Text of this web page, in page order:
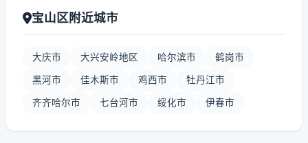
宝山区附近城市
大庆市 大兴安岭地区 哈尔滨市 鹤岗市
黑河市 佳木斯市 鸡西市 牡丹江市
齐齐哈尔市 七台河市 绥化市 伊春市